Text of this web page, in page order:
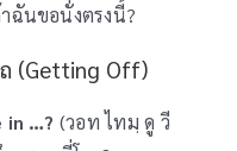
าฉันขอนั่งตรงนี้?
ถ (Getting Off)
in …? (วอท ไทมฺ ดู วี